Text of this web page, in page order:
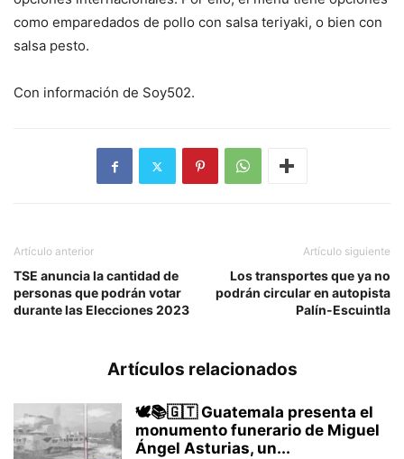
como emparedados de pollo con salsa teriyaki, o bien con
salsa pesto.
Con información de Soy502.
Artículo anterior
TSE anuncia la cantidad de
personas que podrán votar
durante las Elecciones 2023
Artículo siguiente
Los transportes que ya no
podrán circular en autopista
Palín-Escuintla
Artículos relacionados
🕊️📚🇬🇹 Guatemala presenta el
monumento funerario de Miguel
Ángel Asturias, un...